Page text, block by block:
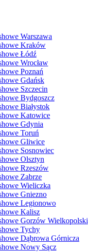
Warszawa
Kraków
Łódź
Wrocław
Poznań
Gdańsk
Szczecin
Bydgoszcz
Białystok
Katowice
Gdynia
Toruń
Gliwice
Sosnowiec
Olsztyn
Rzeszów
Zabrze
Wieliczka
Gniezno
Legionowo
Kalisz
Gorzów Wielkopolski
Tychy
Dąbrowa Górnicza
Nowy Sącz